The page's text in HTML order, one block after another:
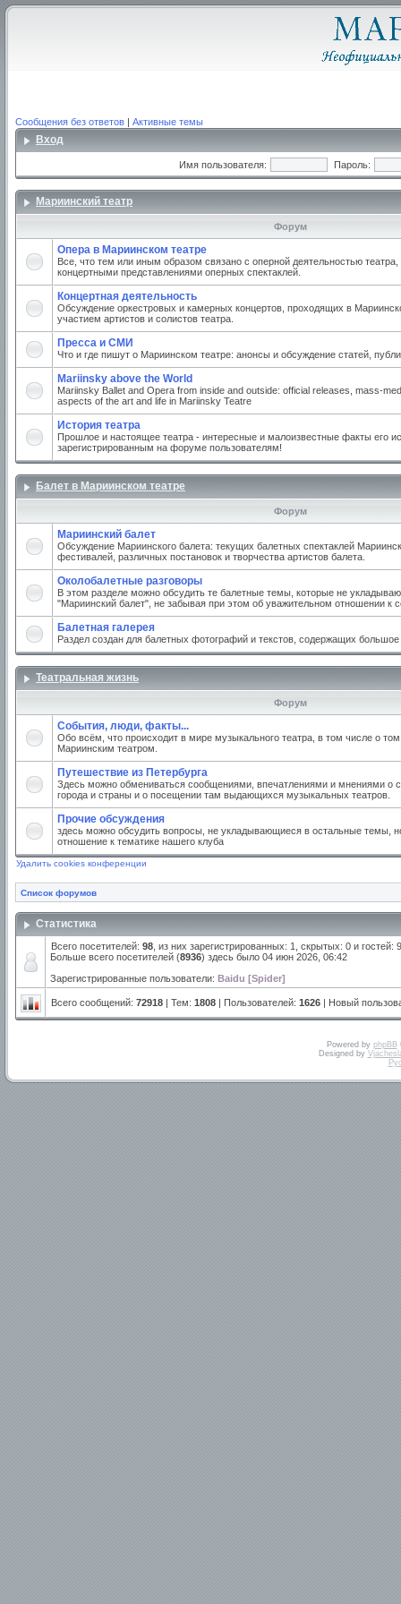
Сообщения без ответов | Активные темы
Вход
Имя пользователя: Пароль:
Мариинский театр
Форум
Опера в Мариинском театре
Все, что тем или иным образом связано с оперной деятельностью
концертными представлениями оперных спектаклей.
Концертная деятельность
Обсуждение оркестровых и камерных концертов, проходящих в
участием артистов и солистов театра.
Пресса и СМИ
Что и где пишут о Мариинском театре: анонсы и обсуждение статей,
Mariinsky above the World
Mariinsky Ballet and Opera from inside and outside: official releases, mass-
aspects of the art and life in Mariinsky Teatre
История театра
Прошлое и настоящее театра - интересные и малоизвестные факты его
зарегистрированным на форуме пользователям!
Балет в Мариинском театре
Форум
Мариинский балет
Обсуждение Мариинского балета: текущих балетных спектаклей
фестивалей, различных постановок и творчества артистов балета.
Околобалетные разговоры
В этом разделе можно обсудить те балетные темы, которые не
"Мариинский балет", не забывая при этом об уважительном отношении к
Балетная галерея
Раздел создан для балетных фотографий и текстов, содержащих
Театральная жизнь
Форум
События, люди, факты...
Обо всём, что происходит в мире музыкального театра, в том числе о
Мариинским театром.
Путешествие из Петербурга
Здесь можно обмениваться сообщениями, впечатлениями и мнениями о
города и страны и о посещении там выдающихся музыкальных театров.
Прочие обсуждения
здесь можно обсудить вопросы, не укладывающиеся в остальные темы,
отношение к тематике нашего клуба
Удалить cookies конференции
Список форумов
Статистика
Всего посетителей: 98 , из них зарегистрированных: 1, скрытых: 0 и
Больше всего посетителей (8936) здесь было 04 июн 2026, 06:42
Зарегистрированные пользователи: Baidu [Spider]
Всего сообщений: 72918 | Тем: 1808 | Пользователей: 1626 | Новый
Powered by phpBB
Designed by